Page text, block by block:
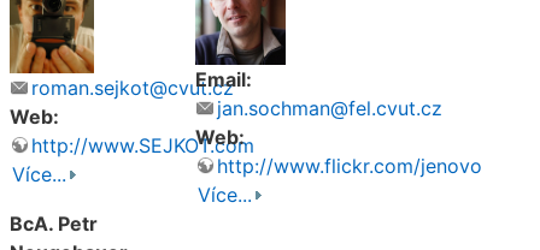
roman.sejkot@cvut.cz
Web:
http://www.SEJKOT.com
Více...
Email:
jan.sochman@fel.cvut.cz
Web:
http://www.flickr.com/jenovo
Více...
BcA. Petr